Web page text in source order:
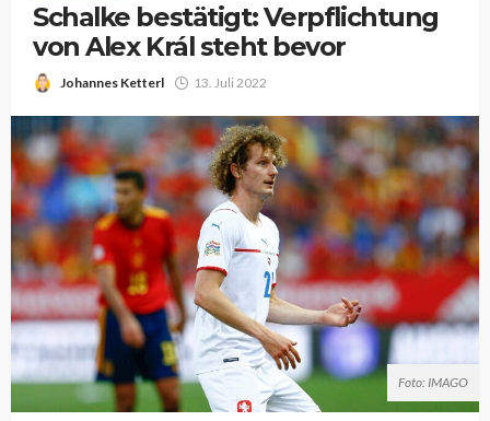
Schalke bestätigt: Verpflichtung
von Alex Král steht bevor
Johannes Ketterl 13. Juli 2022
Foto: IMAGO